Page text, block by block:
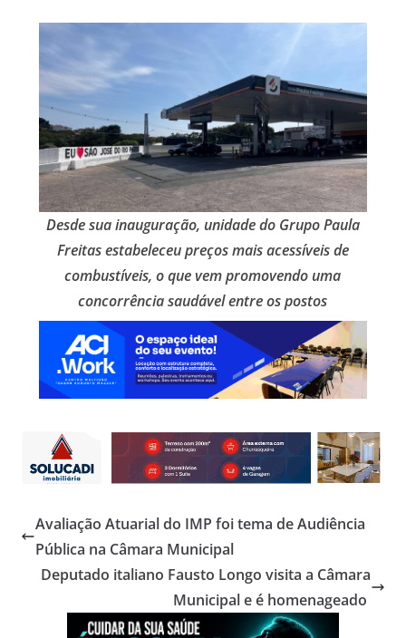
Desde sua inauguração, unidade do Grupo Paula
Freitas estabeleceu preços mais acessíveis de
combustíveis, o que vem promovendo uma
concorrência saudável entre os postos
Avaliação Atuarial do IMP foi tema de Audiência
Pública na Câmara Municipal
Deputado italiano Fausto Longo visita a Câmara
Municipal e é homenageado